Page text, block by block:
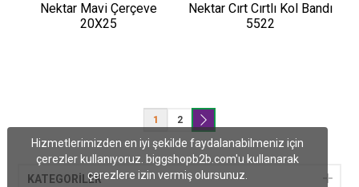
Nektar Mavi Çerçeve
20X25
Nektar Cırt Cırtlı Kol Bandı
5522
1 2
KATEGORİLER
Hizmetlerimizden en iyi şekilde faydalanabilmeniz için
çerezler kullanıyoruz. biggshopb2b.com'u kullanarak
çerezlere izin vermiş olursunuz.